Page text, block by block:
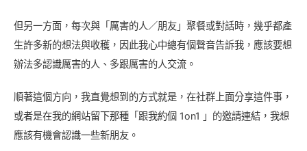
但另一方面，每次與「厲害的人／朋友」聚餐或對話時，幾乎都產
生許多新的想法與收穫，因此我心中總有個聲音告訴我，應該要想
辦法多認識厲害的人、多跟厲害的人交流。
順著這個方向，我直覺想到的方式就是，在社群上面分享這件事，
或者是在我的網站留下那種「跟我約個 1on1 」的邀請連結，我想
應該有機會認識一些新朋友。